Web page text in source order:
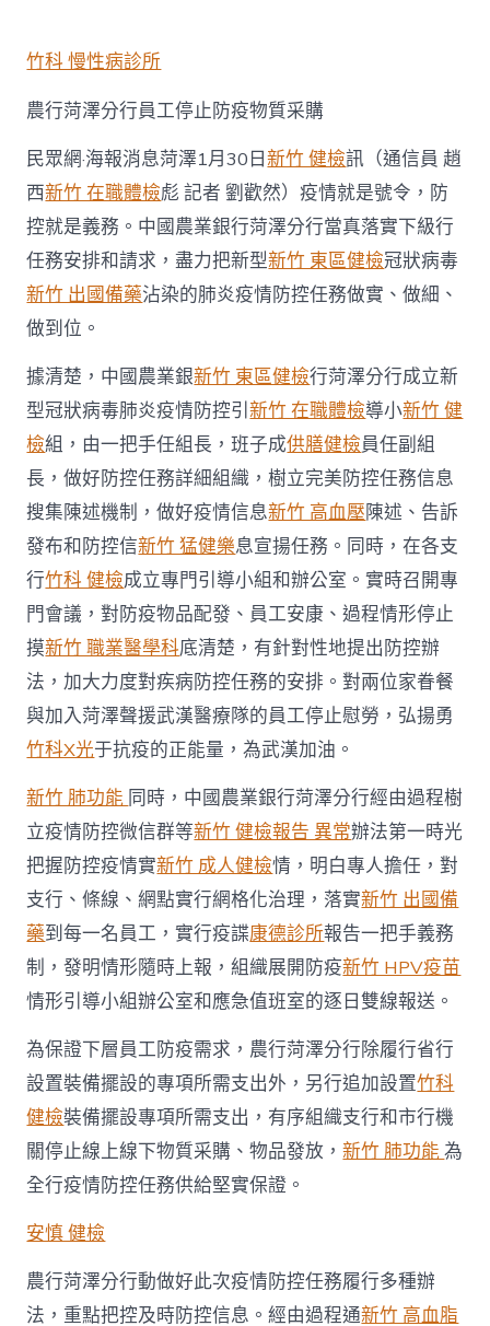
森
和
診
所
減
重
好
疫
控
戰〉
中
竹科 慢性病診所
農行菏澤分行員工停止防疫物質采購
民眾網·海報消息菏澤1月30日新竹 健檢訊（通信員 趙
西新竹 在職體檢彪 記者 劉歡然）疫情就是號令，防
控就是義務。中國農業銀行菏澤分行當真落實下級行
任務安排和請求，盡力把新型新竹 東區健檢冠狀病毒
新竹 出國備藥沾染的肺炎疫情防控任務做實、做細、
做到位。
據清楚，中國農業銀新竹 東區健檢行菏澤分行成立新
型冠狀病毒肺炎疫情防控引新竹 在職體檢導小新竹 健
檢組，由一把手任組長，班子成供膳健檢員任副組
長，做好防控任務詳細組織，樹立完美防控任務信息
搜集陳述機制，做好疫情信息新竹 高血壓陳述、告訴
發布和防控信新竹 猛健樂息宣揚任務。同時，在各支
行竹科 健檢成立專門引導小組和辦公室。實時召開專
門會議，對防疫物品配發、員工安康、過程情形停止
摸新竹 職業醫學科底清楚，有針對性地提出防控辦
法，加大力度對疾病防控任務的安排。對兩位家眷餐
與加入菏澤聲援武漢醫療隊的員工停止慰勞，弘揚勇
竹科X光于抗疫的正能量，為武漢加油。
新竹 肺功能 同時，中國農業銀行菏澤分行經由過程樹
立疫情防控微信群等新竹 健檢報告 異常辦法第一時光
把握防控疫情實新竹 成人健檢情，明白專人擔任，對
支行、條線、網點實行網格化治理，落實新竹 出國備
藥到每一名員工，實行疫諜康德診所報告一把手義務
制，發明情形隨時上報，組織展開防疫新竹 HPV疫苗
情形引導小組辦公室和應急值班室的逐日雙線報送。
為保證下層員工防疫需求，農行菏澤分行除履行省行
設置裝備擺設的專項所需支出外，另行追加設置竹科
健檢裝備擺設專項所需支出，有序組織支行和市行機
關停止線上線下物質采購、物品發放，新竹 肺功能為
全行疫情防控任務供給堅實保證。
安慎 健檢
農行菏澤分行動做好此次疫情防控任務履行多種辦
法，重點把控及時防控信息。經由過程通新竹 高血脂